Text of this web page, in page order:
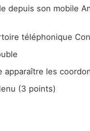
depuis son mobile
téléphonique
apparaître les
(3 points)